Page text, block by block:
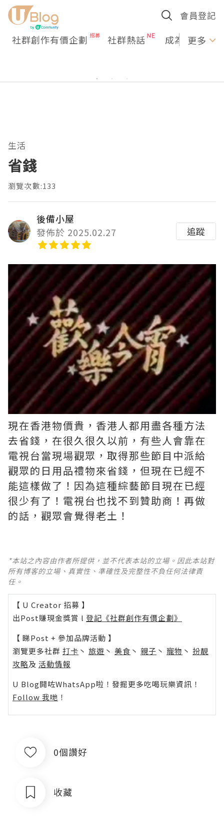
會員登記
社群創作有價企劃 社群熱話 成為U更多
生活
省錢
瀏覽次數:133
後備小屋
發佈於 2025.02.27
追蹤
現在香港物價貴，香港人都用盡各種方法
去省錢，在很久很久以前，有些人會靠在
電視台當現場觀眾，取得那些節目中派給
觀眾的日用品禮物來省錢，但現在已經不
能這樣做了！因為這種綜藝節目現在已經
很少有了！電視台也找不到贊助商！再做
的話，觀眾會覺得老土！
*本站之內容由作者所提供，並不代表本站的立場。因此本站對
所有博客的立場、真實性、準確性及完整性不負任何法律責
任。
【 U Creator 招募 】
出Post賺現金獎賞 l 登記《社群創作有價企劃》
【 睇Post + 參加品牌活動 】
瀏覽更多社群 打卡 丶 旅遊 丶 美食 丶 親子 丶 寵物 丶 扮靚
攻略及 活動情報
U Blog開咗WhatsApp啦！發掘更多吃喝玩樂資訊！
Follow 我哋 ！
0個讚好
收藏